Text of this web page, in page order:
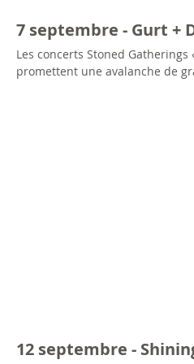
7 septembre - Gurt +
Les concerts Stoned
promettent une avalanche de
12 septembre -